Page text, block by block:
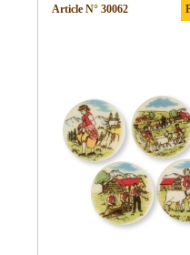
Article N° 30062